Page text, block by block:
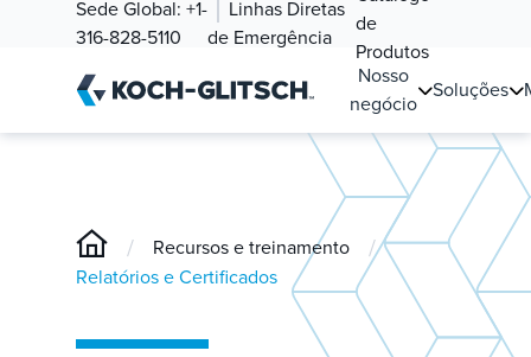
Sede Global: +1-
316-828-5110
Linhas Diretas
de Emergência
de
Produtos
Nosso
negócio
Soluções
/ Recursos e treinamento /
Relatórios e Certificados